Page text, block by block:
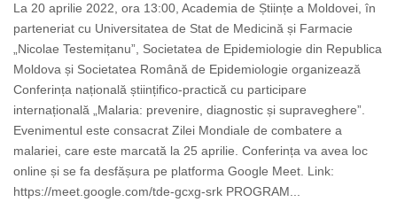
La 20 aprilie 2022, ora 13:00, Academia de Științe a Moldovei, în
parteneriat cu Universitatea de Stat de Medicină și Farmacie
„Nicolae Testemițanu”, Societatea de Epidemiologie din Republica
Moldova și Societatea Română de Epidemiologie organizează
Conferința națională științifico-practică cu participare
internațională „Malaria: prevenire, diagnostic și supraveghere”.
Evenimentul este consacrat Zilei Mondiale de combatere a
malariei, care este marcată la 25 aprilie. Conferința va avea loc
online și se fa desfășura pe platforma Google Meet. Link:
https://meet.google.com/tde-gcxg-srk PROGRAM...